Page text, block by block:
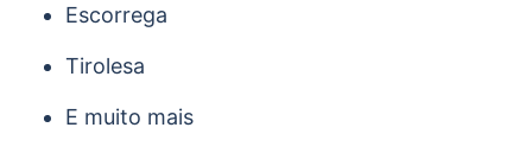
Escorrega
Tirolesa
E muito mais